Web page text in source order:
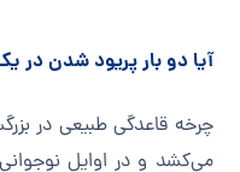
آیا دو بار پریود شدن در